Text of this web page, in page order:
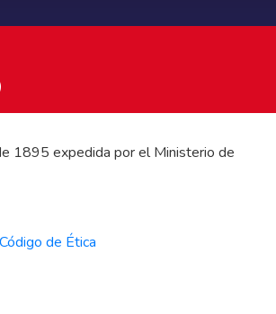
1895 expedida por el Ministerio de
Código de Ética